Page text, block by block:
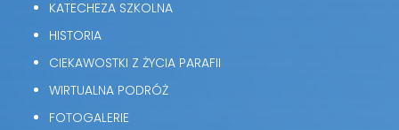
KATECHEZA SZKOLNA
HISTORIA
CIEKAWOSTKI Z ŻYCIA PARAFII
WIRTUALNA PODRÓŻ
FOTOGALERIE